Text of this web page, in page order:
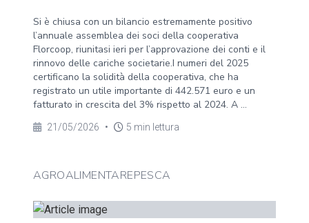
Si è chiusa con un bilancio estremamente positivo
l’annuale assemblea dei soci della cooperativa
Florcoop, riunitasi ieri per l’approvazione dei conti e il
rinnovo delle cariche societarie.I numeri del 2025
certificano la solidità della cooperativa, che ha
registrato un utile importante di 442.571 euro e un
fatturato in crescita del 3% rispetto al 2024. A ...
21/05/2026 • 5 min lettura
AGROALIMENTAREPESCA